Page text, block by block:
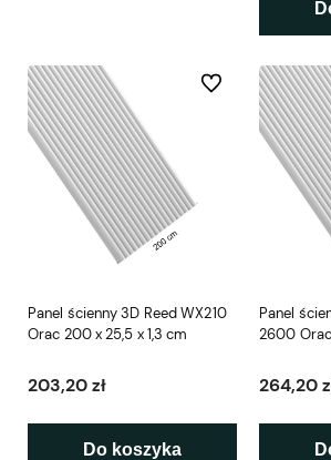
Panel ścienny 3D Reed WX210
Orac 200 x 25,5 x 1,3 cm
203,20 zł
Do koszyka
Do ulubionych
Panel
2600
264,20